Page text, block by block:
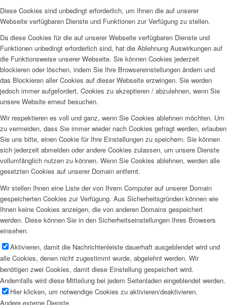
Diese Cookies sind unbedingt erforderlich, um Ihnen die auf unserer
Webseite verfügbaren Dienste und Funktionen zur Verfügung zu stellen.
Da diese Cookies für die auf unserer Webseite verfügbaren Dienste und
Funktionen unbedingt erforderlich sind, hat die Ablehnung Auswirkungen auf
die Funktionsweise unserer Webseite. Sie können Cookies jederzeit
blockieren oder löschen, indem Sie Ihre Browsereinstellungen ändern und
das Blockieren aller Cookies auf dieser Webseite erzwingen. Sie werden
jedoch immer aufgefordert, Cookies zu akzeptieren / abzulehnen, wenn Sie
unsere Website erneut besuchen.
Wir respektieren es voll und ganz, wenn Sie Cookies ablehnen möchten. Um
zu vermeiden, dass Sie immer wieder nach Cookies gefragt werden, erlauben
Sie uns bitte, einen Cookie für Ihre Einstellungen zu speichern. Sie können
sich jederzeit abmelden oder andere Cookies zulassen, um unsere Dienste
vollumfänglich nutzen zu können. Wenn Sie Cookies ablehnen, werden alle
gesetzten Cookies auf unserer Domain entfernt.
Wir stellen Ihnen eine Liste der von Ihrem Computer auf unserer Domain
gespeicherten Cookies zur Verfügung. Aus Sicherheitsgründen können wie
Ihnen keine Cookies anzeigen, die von anderen Domains gespeichert
werden. Diese können Sie in den Sicherheitseinstellungen Ihres Browsers
einsehen.
Aktivieren, damit die Nachrichtenleiste dauerhaft ausgeblendet wird und
alle Cookies, denen nicht zugestimmt wurde, abgelehnt werden. Wir
benötigen zwei Cookies, damit diese Einstellung gespeichert wird.
Andernfalls wird diese Mitteilung bei jedem Seitenladen eingeblendet werden.
Hier klicken, um notwendige Cookies zu aktivieren/deaktivieren.
Andere externe Dienste